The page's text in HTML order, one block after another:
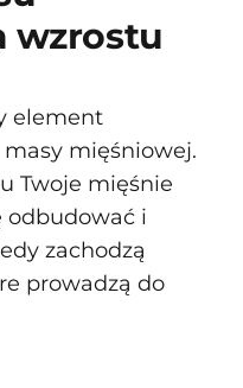
wzrostu
element
mięśniowej.
Twoje mięśnie
odbudować i
zachodzą
prowadzą do